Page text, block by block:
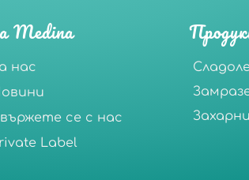
Medina
нас
се с нас
Label